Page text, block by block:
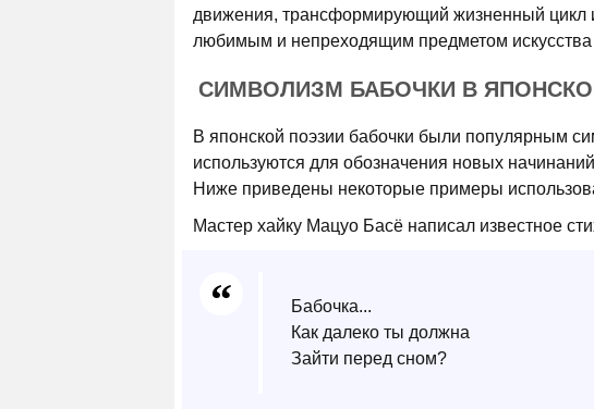
движения, трансформирующий жизненный цикл
любимым и непреходящим предметом искусства
СИМВОЛИЗМ БАБОЧКИ В
В японской поэзии бабочки были популярным
используются для обозначения новых
Ниже приведены некоторые примеры
Мастер хайку Мацуо Басё написал известное
Бабочка...
Как далеко ты должна
Зайти перед сном?